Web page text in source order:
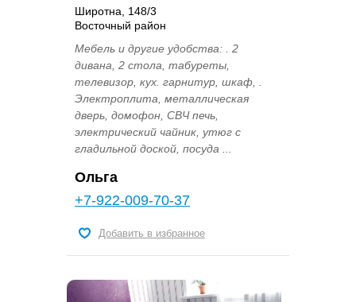
Широтна, 148/3
Восточный район
Мебель и другие удобства: . 2
дивана, 2 стола, табуреты,
телевизор, кух. гарнитур, шкаф, .
Электроплита, металлическая
дверь, домофон, СВЧ печь,
электрический чайник, утюг с
гладильной доской, посуда ...
Ольга
+7-922-009-70-37
Добавить в избранное